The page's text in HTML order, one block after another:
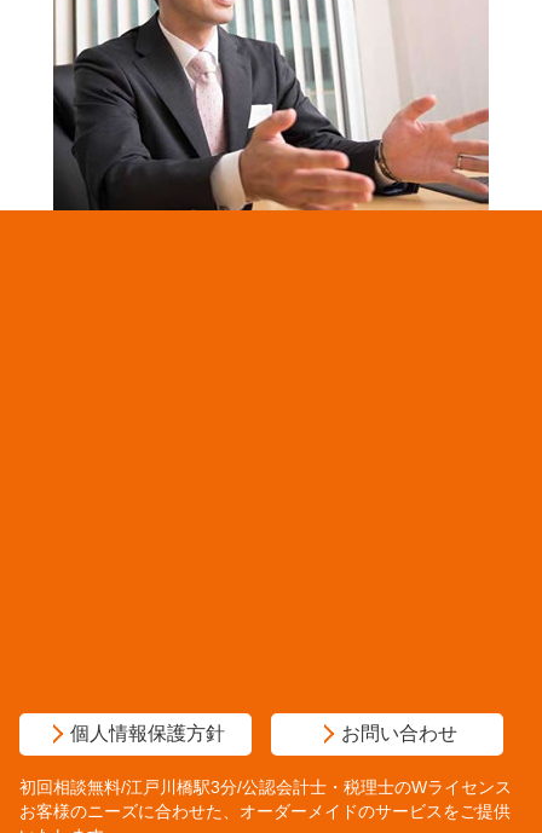
個人情報保護方針 お問い合わせ
初回相談無料/江戸川橋駅3分/公認会計士・税理士のWライセンス
お客様のニーズに合わせた、オーダーメイドのサービスをご提供